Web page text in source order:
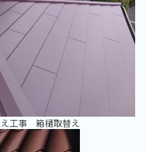
工事 箱樋取替え